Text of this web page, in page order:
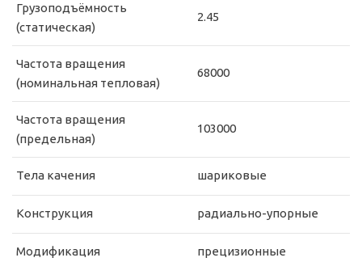
Грузоподъёмность
(статическая)
2.45
Частота вращения
(номинальная тепловая)
68000
Частота вращения
(предельная)
103000
Тела качения шариковые
Конструкция радиально-упорные
Модификация прецизионные